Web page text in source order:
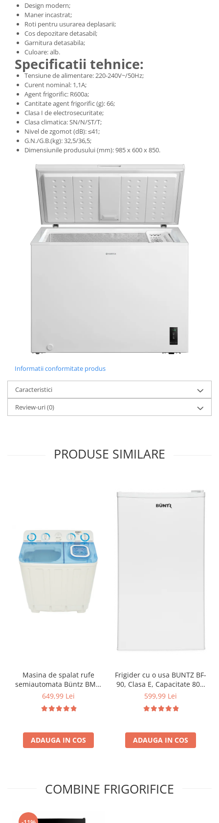
Design modern;
Maner incastrat;
Roti pentru usurarea deplasarii;
Cos depozitare detasabil;
Garnitura detasabila;
Culoare: alb.
Specificatii tehnice:
Tensiune de alimentare: 220-240V~/50Hz;
Curent nominal: 1,1A;
Agent frigorific: R600a;
Cantitate agent frigorific (g): 66;
Clasa I de electrosecuritate;
Clasa climatica: SN/N/ST/T;
Nivel de zgomot (dB): ≤41;
G.N./G.B.(kg): 32,5/36,5;
Dimensiunile produsului (mm): 985 x 600 x 850.
Informatii conformitate produs
Caracteristici
Review-uri(0)
PRODUSE SIMILARE
Masina de spalat rufe
semiautomata Büntz BMS-
72, 7 Kg, Capacitate rufe
Alb/Albastru
649,99 Lei
ADAUGA IN COS
Frigider cu o usa BUNTZ BF-
90, Clasa E, Capacitate 80L,
Iluminare interioara,
cm, Alb
599,99 Lei
ADAUGA IN COS
COMBINE FRIGORIFICE